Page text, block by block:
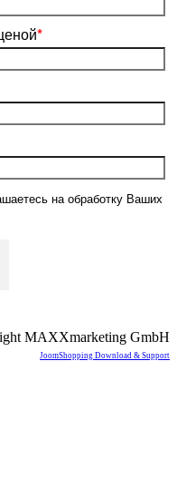
*
на обработку Ваших
MAXXmarketing GmbH
JoomShopping Download & Support